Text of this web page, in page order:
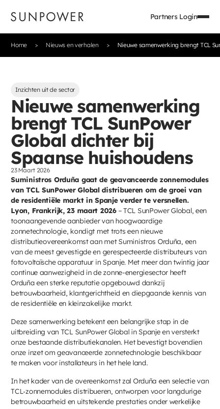
Partners Login
Home Nieuws en verhalen Nieuwe samenwerking brengt TCL
Inzichten uit de sector
Nieuwe samenwerking
brengt TCL SunPower
Global dichter bij
Spaanse huishoudens
23 Maart 2026
Suministros Orduña gaat de geavanceerde zonnemodules
van TCL SunPower Global distribueren om de groei van
de residentiële markt in Spanje verder te versnellen.
Lyon, Frankrijk, 23 maart 2026– TCL SunPower Global, een
toonaangevende aanbieder van hoogwaardige
zonnetechnologie, kondigt met trots een nieuwe
distributieovereenkomst aan met Suministros Orduña, een
van de meest gevestigde en gerespecteerde distributeurs van
fotovoltaïsche apparatuur in Spanje. Met meer dan twintig jaar
continue aanwezigheid in de zonne-energiesector heeft
Orduña een sterke reputatie opgebouwd dankzij
betrouwbaarheid, klantgerichtheid en diepgaande kennis van
de residentiële en kleinzakelijke markt.
Deze samenwerking betekent een belangrijke stap in de
uitbreiding van TCL SunPower Global in Spanje en versterkt
onze bestaande distributiekanalen. Het bevestigt bovendien
onze inzet om geavanceerde zonnetechnologie beschikbaar
te maken voor installateurs in het hele land.
In het kader van de overeenkomst zal Orduña een selectie van
TCL‑zonnemodules distribueren, ontworpen voor langdurige
betrouwbaarheid en uitstekende prestaties onder werkelijke